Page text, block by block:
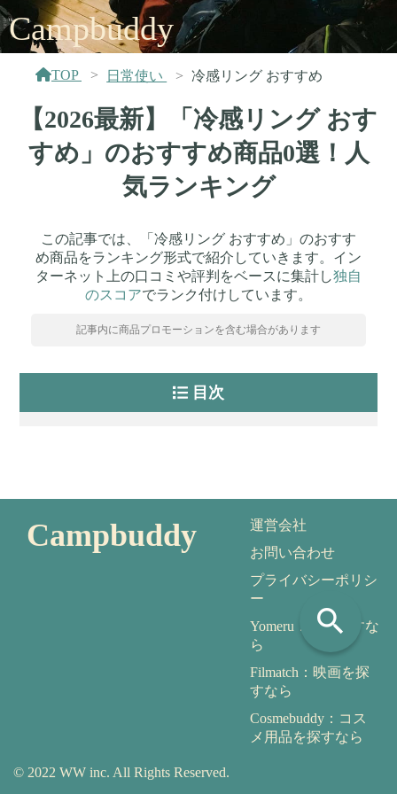
Campbuddy
TOP 日常使い 冷感リング おすすめ
【2026最新】「冷感リング おす
すめ」のおすすめ商品0選！人
気ランキング
この記事では、「冷感リング おすすめ」のおすす
め商品をランキング形式で紹介していきます。イン
ターネット上の口コミや評判をベースに集計し独自
のスコアでランク付けしています。
記事内に商品プロモーションを含む場合があります
目次
search
Campbuddy
運営会社
お問い合わせ
プライバシーポリシ
ー
Yomeru：本を探すな
ら
Filmatch：映画を探
すなら
Cosmebuddy：コス
メ用品を探すなら
© 2022 WW inc. All Rights Reserved.